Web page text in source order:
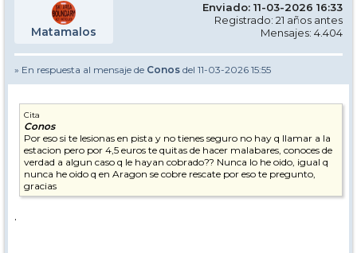
Matamalos
Enviado: 11-03-2026 16:33
Registrado: 21 años antes
Mensajes: 4.404
» En respuesta al mensaje de Conos del 11-03-2026 15:55
Cita
Conos
Por eso si te lesionas en pista y no tienes seguro no hay q llamar a la
estacion pero por 4,5 euros te quitas de hacer malabares, conoces de
verdad a algun caso q le hayan cobrado?? Nunca lo he oido, igual q
nunca he oido q en Aragon se cobre rescate por eso te pregunto,
gracias
.